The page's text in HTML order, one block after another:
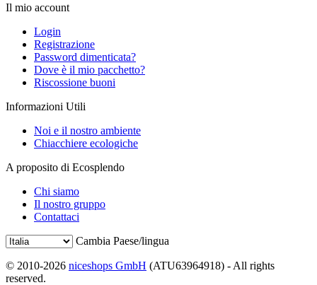
Il mio account
Login
Registrazione
Password dimenticata?
Dove è il mio pacchetto?
Riscossione buoni
Informazioni Utili
Noi e il nostro ambiente
Chiacchiere ecologiche
A proposito di Ecosplendo
Chi siamo
Il nostro gruppo
Contattaci
Cambia Paese/lingua
© 2010-2026 niceshops GmbH (ATU63964918) - All rights
reserved.